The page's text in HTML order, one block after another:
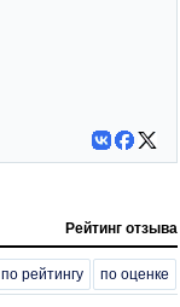
Рейтинг отзыва
по рейтингу по оценке